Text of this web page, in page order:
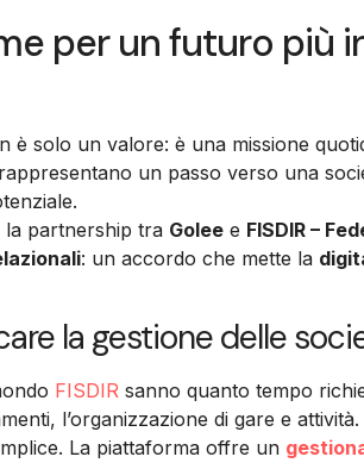
per un futuro più
è solo un valore: è una missione
un passo verso una
la partnership tra Golee e FISDIR –
: un accordo che mette la
la gestione delle
FISDIR sanno quanto tempo
l’organizzazione di gare e attività.
La piattaforma offre un